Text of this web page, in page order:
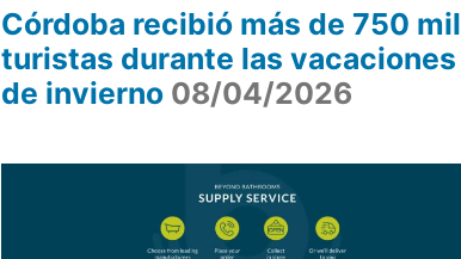
Córdoba recibió más de 750 mil
turistas durante las vacaciones
de invierno 08/04/2026